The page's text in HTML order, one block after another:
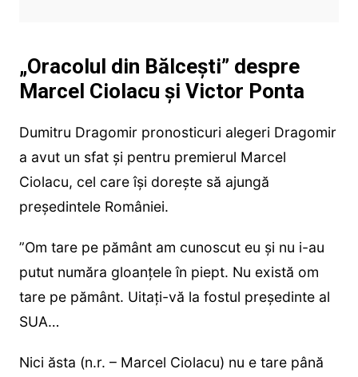
„Oracolul din Bălcești” despre
Marcel Ciolacu și Victor Ponta
Dumitru Dragomir pronosticuri alegeri Dragomir
a avut un sfat și pentru premierul Marcel
Ciolacu, cel care își dorește să ajungă
președintele României.
”Om tare pe pământ am cunoscut eu și nu i-au
putut număra gloanțele în piept. Nu există om
tare pe pământ. Uitați-vă la fostul președinte al
SUA…
Nici ăsta (n.r. – Marcel Ciolacu) nu e tare până